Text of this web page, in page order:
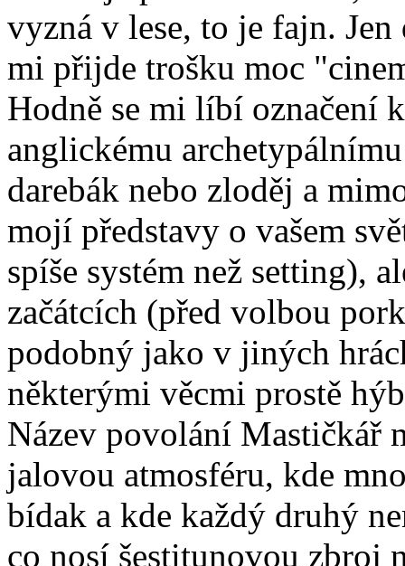
vyzná v lese, to je fajn.
mi přijde trošku moc
Hodně se mi líbí označení
anglickému
darebák nebo zloděj a
mojí představy o vašem
spíše systém než setting),
začátcích (před volbou
podobný jako v jiných
některými věcmi prostě
Název povolání Mastičkář
jalovou atmosféru, kde
bídak a kde každý druhý
co nosí šestitunovou zbroj